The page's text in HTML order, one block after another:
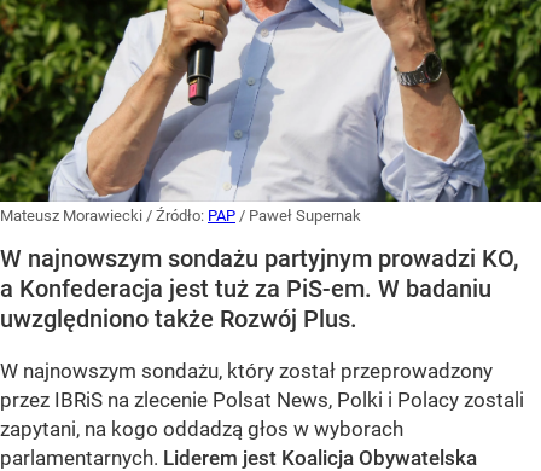
Mateusz Morawiecki / Źródło: PAP / Paweł Supernak
W najnowszym sondażu partyjnym prowadzi KO,
a Konfederacja jest tuż za PiS-em. W badaniu
uwzględniono także Rozwój Plus.
W najnowszym sondażu, który został przeprowadzony
przez IBRiS na zlecenie Polsat News, Polki i Polacy zostali
zapytani, na kogo oddadzą głos w wyborach
parlamentarnych. Liderem jest Koalicja Obywatelska